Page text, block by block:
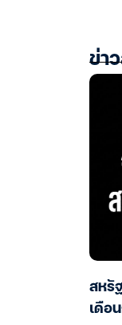
ข่า
สหรั
เดือ